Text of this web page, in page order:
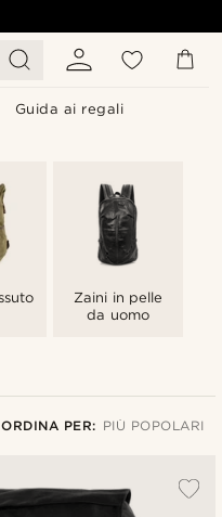
Guida ai regali
Zaini in pelle
da uomo
ORDINA PER: PIÙ POPOLARI
Più recenti